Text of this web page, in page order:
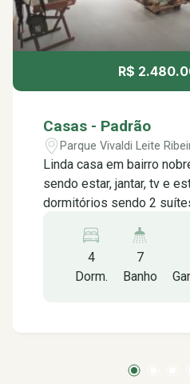
R$
Casas - Padrão
Parque Vivaldi Leite
Caldas/MG
Linda casa em bairro nobre. Possui 4
sendo estar, jantar, tv e
dormitórios sendo 2
lavabo, banheiro social e
com banheiro, qintal com
ampla. Detalhes que fazem a diferença:
Garapeira, suítes com
de aquecimento solar
4
Dorm.
7
Banho